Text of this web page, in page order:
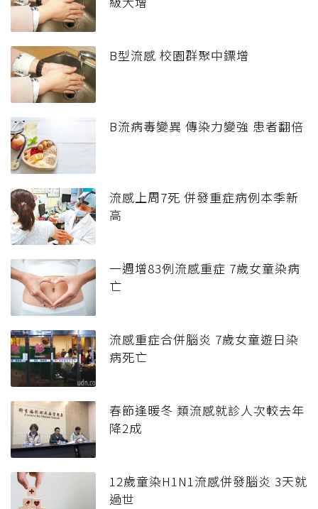
B型流感 校園群聚中鏢增
B流病毒變異 傳染力變強 患者翻倍
流感上周7死 併發重症病例本季新
高
一週增83例流感重症 7歲女童染病
亡
流感重症合併腦炎 7歲女童遊日染
病死亡
春節逢暖冬 類流感就診人次較去年
降2成
12歲童染H1N1流感併發腦炎 3天就
過世